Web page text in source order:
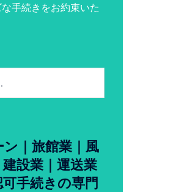
手続きをお約束いた
ン｜旅館業｜風
設業｜運送業
可手続きの専門